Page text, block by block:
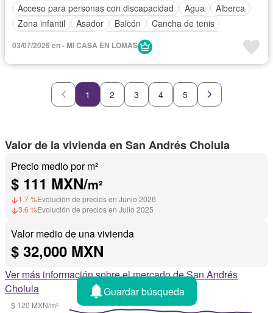
Acceso para personas con discapacidad
Agua
Alberca
Zona infantil
Asador Balcón
Cancha de tenis
Circuito cerrado de televisión
Cocina integral
Electricidad
Elevador Estacionamiento
Gas natural
Gimnasio
Internet Jacuzzi
Jardín
Recámara con closet
Sala polivalente
Sauna
Sin amueblar
03/07/2026 en - MI CASA EN LOMAS
1 2 3 4 5
Valor de la vivienda en San Andrés Cholula
Precio medio por m²
$ 111 MXN/m²
1.7 %Evolución de precios en Junio 2026
3.6 %Evolución de precios en Julio 2025
Valor medio de una vivienda
$ 32,000 MXN
Ver más información sobre el mercado de San Andrés
Cholula
Guardar búsqueda